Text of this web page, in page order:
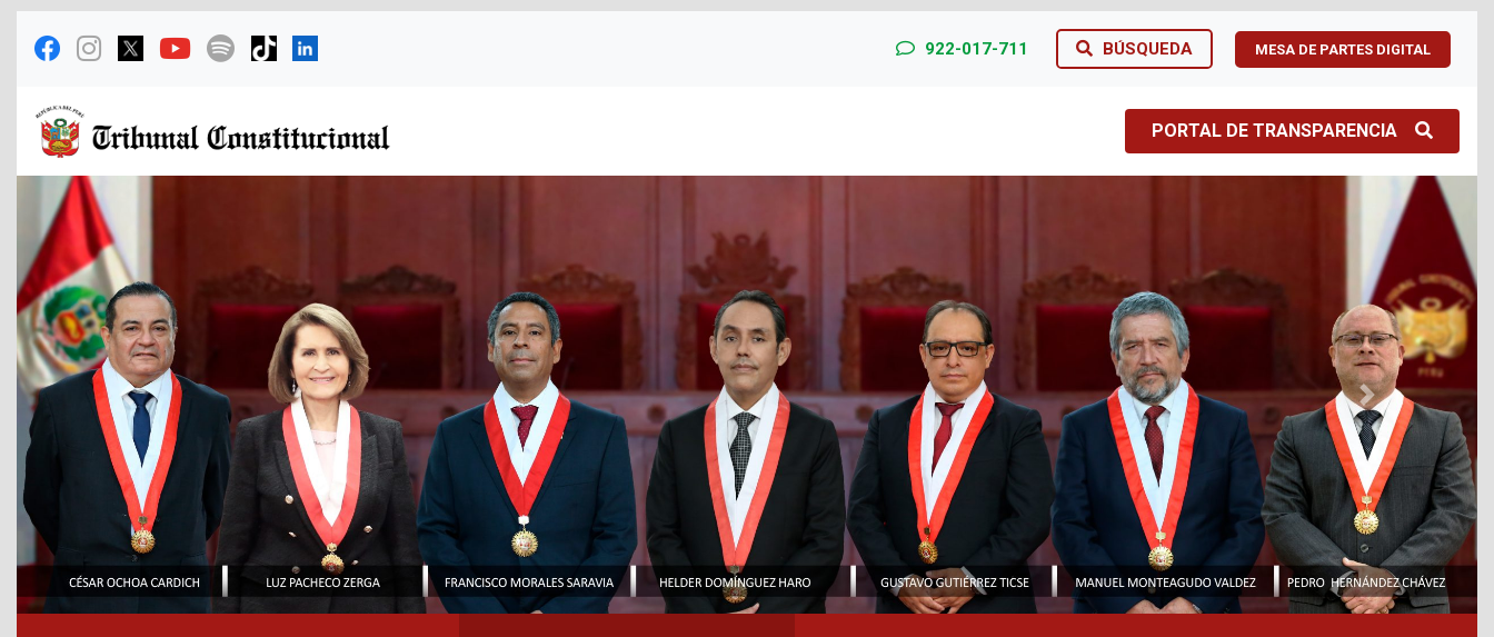
922-017-711 BÚSQUEDA MESA DE PARTES DIGITAL
PORTAL DE TRANSPARENCIA
Previous Next